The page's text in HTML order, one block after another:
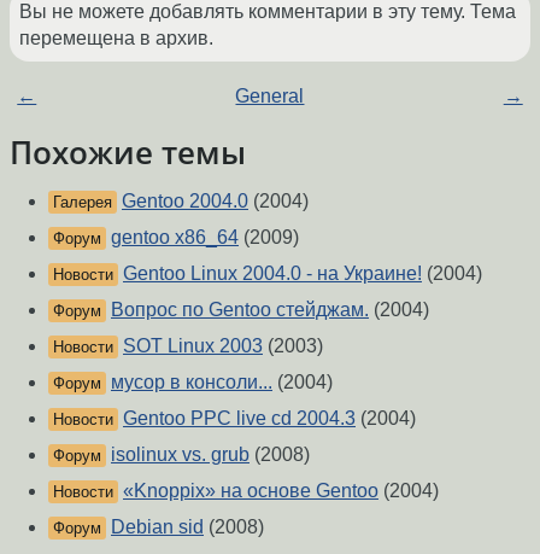
Вы не можете добавлять комментарии в эту тему. Тема
перемещена в архив.
← General →
Похожие темы
Галерея Gentoo 2004.0 (2004)
Форум gentoo x86_64 (2009)
Новости Gentoo Linux 2004.0 - на Украине! (2004)
Форум Вопрос по Gentoo стейджам. (2004)
Новости SOT Linux 2003 (2003)
Форум мусор в консоли... (2004)
Новости Gentoo PPC live cd 2004.3 (2004)
Форум isolinux vs. grub (2008)
Новости «Knoppix» на основе Gentoo (2004)
Форум Debian sid (2008)